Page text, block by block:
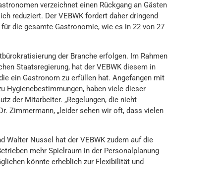
verzeichnet einen Rückgang an Gästen
reduziert. Der VEBWK fordert daher dringend
die gesamte Gastronomie, wie es in 22 von 27
der Branche erfolgen. Im Rahmen
Staatsregierung, hat der VEBWK diesem in
ein Gastronom zu erfüllen hat. Angefangen mit
Hygienebestimmungen, haben viele dieser
der Mitarbeiter. „Regelungen, die nicht
Zimmermann, „leider sehen wir oft, dass vielen
Walter Nussel hat der VEBWK zudem auf die
mehr Spielraum in der Personalplanung
könnte erheblich zur Flexibilität und